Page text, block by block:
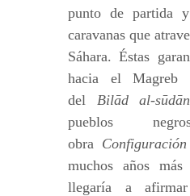
punto de partida
caravanas que
Sáhara. Éstas
hacia el
del Bilād al-sūdān
pueblos
obra
muchos años
llegaría a